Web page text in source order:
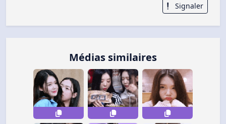
Signaler
Médias similaires